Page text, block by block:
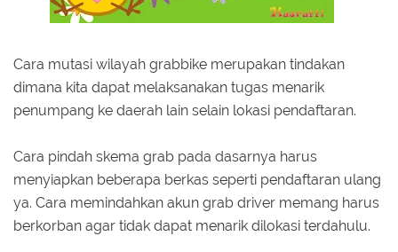
Cara mutasi wilayah grabbike merupakan tindakan
dimana kita dapat melaksanakan tugas menarik
penumpang ke daerah lain selain lokasi pendaftaran.
Cara pindah skema grab pada dasarnya harus
menyiapkan beberapa berkas seperti pendaftaran ulang
ya. Cara memindahkan akun grab driver memang harus
berkorban agar tidak dapat menarik dilokasi terdahulu.